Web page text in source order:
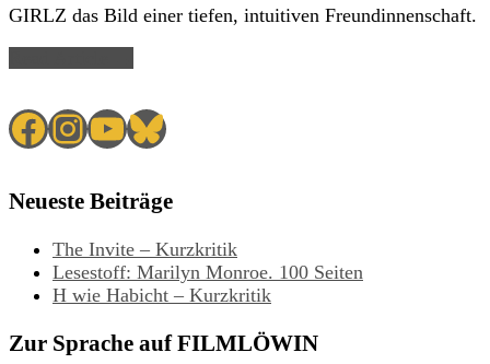
GIRLZ das Bild einer tiefen, intuitiven Freundinnenschaft.
Facebook
Instagram
YouTube
Bluesky
Neueste Beiträge
The Invite – Kurzkritik
Lesestoff: Marilyn Monroe. 100 Seiten
H wie Habicht – Kurzkritik
Zur Sprache auf FILMLÖWIN